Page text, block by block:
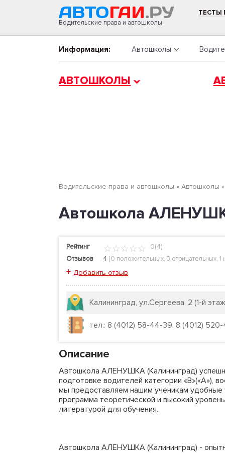
Водительские права и автошколы
ТЕСТЫ
Информация: Автошколы
АВТОШКОЛЫ
Водительские права и автошколы » Автошколы »
Автошкола
Рейтинг
0(4)
Отзывов
4 (0 положительных, 3 отрицательных, 1
+ Добавить отзыв
Калининград, ул.Сергеева, 2 (1-й
тел.: 8 (4012) 58-44-39, 8 (4012)
Описание
Автошкола АЛЕНУШКА (Калининград)
подготовке водителей категории «B»(«А»),
мы предоставляем нашим ученикам удобные
программа теоретической и высокий
литературой для обучения.
Автошкола АЛЕНУШКА (Калининград) -